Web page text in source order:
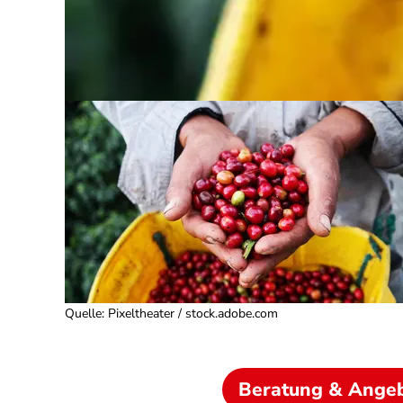
Quelle: Pixeltheater / stock.adobe.com
Beratung &